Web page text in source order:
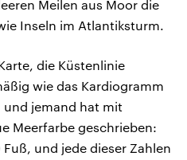
Meilen aus Moor die
Inseln im Atlantiksturm.
die Küstenlinie
wie das Kardiogramm
und jemand hat mit
Meerfarbe geschrieben:
und jede dieser Zahlen